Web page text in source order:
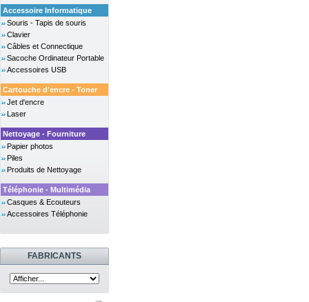
Accessoire Informatique
Souris - Tapis de souris
Clavier
Câbles et Connectique
Sacoche Ordinateur Portable
Accessoires USB
Cartouche d'encre - Toner
Jet d'encre
Laser
Nettoyage - Fourniture
Papier photos
Piles
Produits de Nettoyage
Téléphonie - Multimédia
Casques & Ecouteurs
Accessoires Téléphonie
FABRICANTS